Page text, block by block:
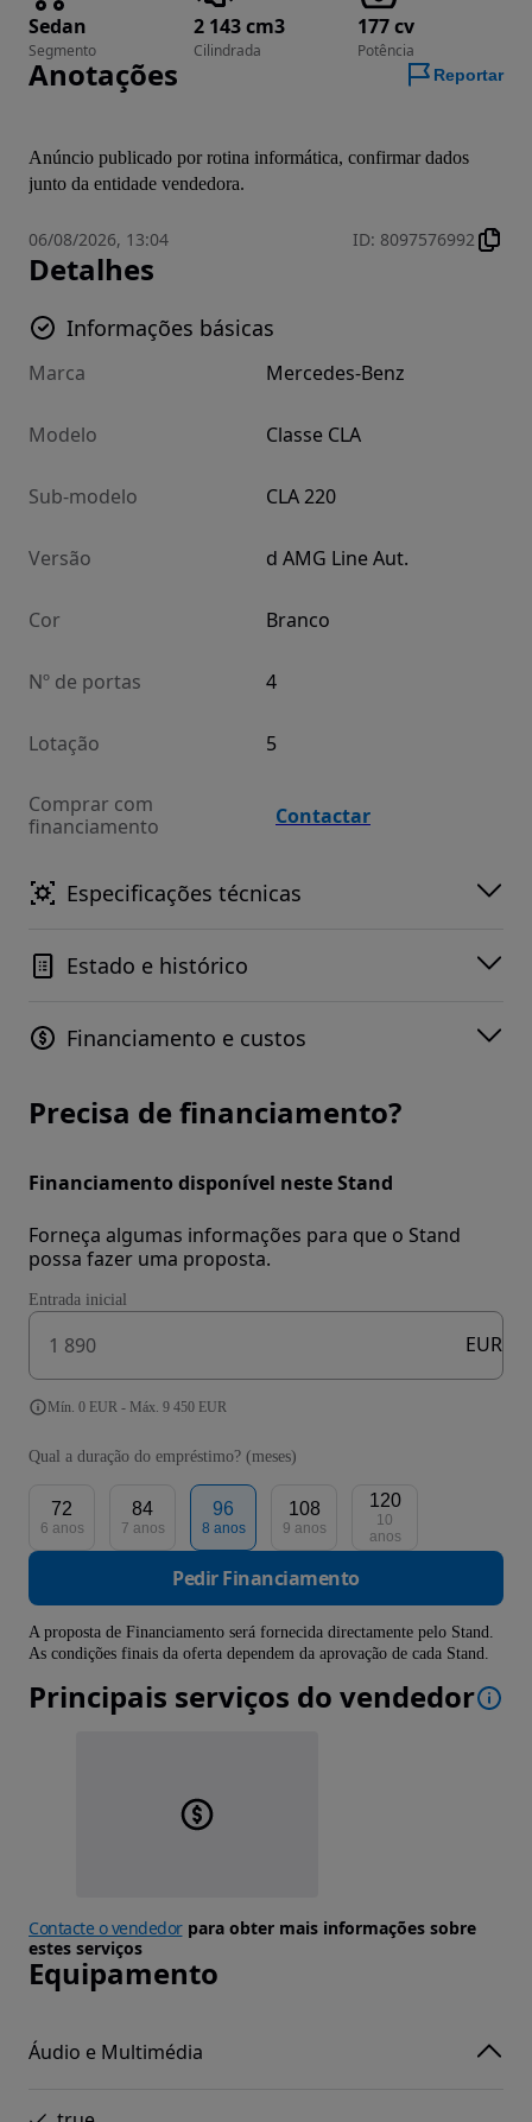
Sedan
Segmento
2 143 cm3
Cilindrada
177 cv
Potência
Anotações Reportar
Anúncio publicado por rotina informática, confirmar dados
junto da entidade vendedora.
06/08/2026, 13:04 ID: 8097576992
Detalhes
Informações básicas
Marca Mercedes-Benz
Modelo Classe CLA
Sub-modelo CLA 220
Versão d AMG Line Aut.
Cor Branco
Nº de portas 4
Lotação 5
Comprar com
financiamento
Contactar
Especificações técnicas
Estado e histórico
Financiamento e custos
Precisa de financiamento?
Financiamento disponível neste Stand
Forneça algumas informações para que o Stand
possa fazer uma proposta.
Entrada inicial
EUR
Mín. 0 EUR - Máx. 9 450 EUR
Qual a duração do empréstimo? (meses)
72
6 anos
84
7 anos
96
8 anos
108
9 anos
120
10
anos
Pedir Financiamento
A proposta de Financiamento será fornecida directamente pelo Stand.
As condições finais da oferta dependem da aprovação de cada Stand.
Principais serviços do vendedor
Contacte o vendedorpara obter mais informações sobre
estes serviços
Equipamento
Áudio e Multimédia